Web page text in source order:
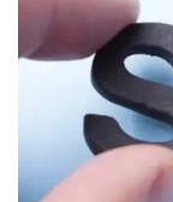
Regalos
Contacto